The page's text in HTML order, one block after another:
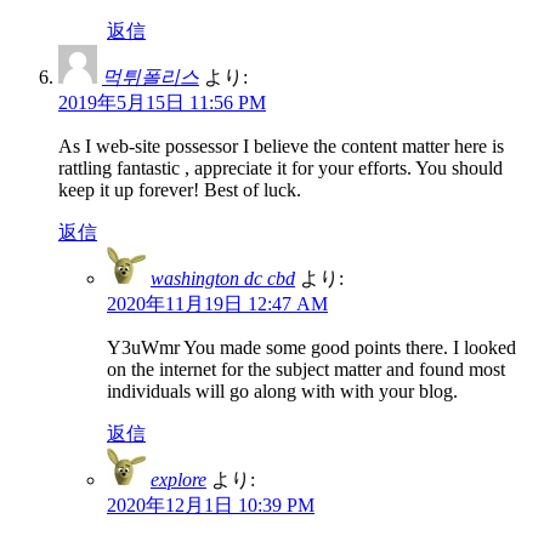
返信
먹튀폴리스 より:
2019年5月15日 11:56 PM
As I web-site possessor I believe the content matter here is
rattling fantastic , appreciate it for your efforts. You should
keep it up forever! Best of luck.
返信
washington dc cbd より:
2020年11月19日 12:47 AM
Y3uWmr You made some good points there. I looked
on the internet for the subject matter and found most
individuals will go along with with your blog.
返信
explore より:
2020年12月1日 10:39 PM